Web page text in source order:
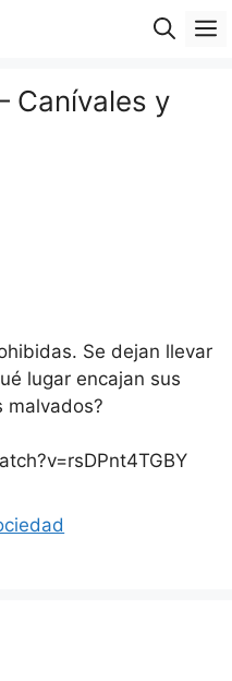
Canívales y
Se dejan llevar
lugar encajan sus
malvados?